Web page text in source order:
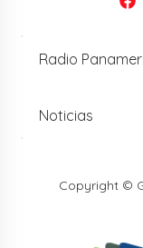
Radio
Noticias
Copyright ©